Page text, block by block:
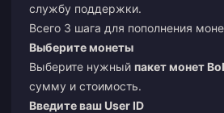
службу поддержки.
Всего 3 шага для пополнения
Выберите монеты
Выберите нужный пакет монет
сумму и стоимость.
Введите ваш User ID